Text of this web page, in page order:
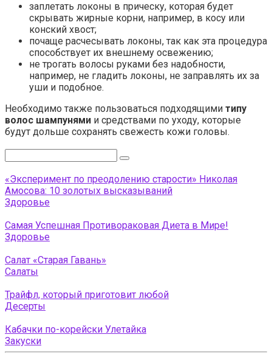
заплетать локоны в прическу, которая будет
скрывать жирные корни, например, в косу или
конский хвост;
почаще расчесывать локоны, так как эта процедура
способствует их внешнему освежению;
не трогать волосы руками без надобности,
например, не гладить локоны, не заправлять их за
уши и подобное.
Необходимо также пользоваться подходящими типу
волос шампунями и средствами по уходу, которые
будут дольше сохранять свежесть кожи головы.
«Эксперимент по преодолению старости» Николая
Амосова: 10 золотых высказываний
Здоровье
Самая Успешная Противораковая Диета в Мире!
Здоровье
Салат «Старая Гавань»
Салаты
Трайфл, который приготовит любой
Десерты
Кабачки по-корейски Улетайка
Закуски